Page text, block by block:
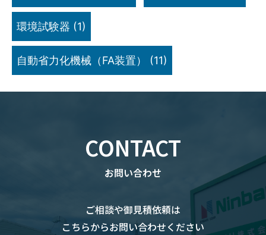
環境試験器 (1)
自動省力化機械（FA装置） (11)
CONTACT
お問い合わせ
ご相談や御見積依頼は
こちらからお問い合わせください